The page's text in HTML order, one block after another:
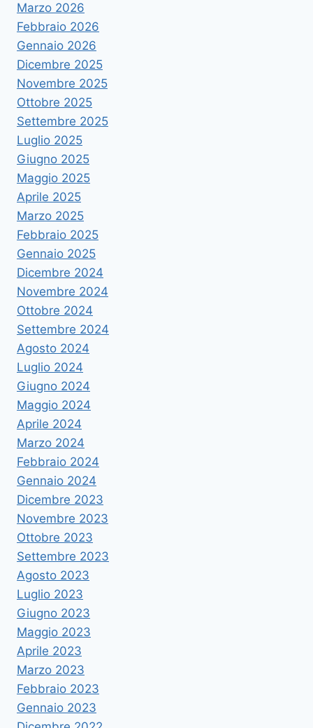
Marzo 2026
Febbraio 2026
Gennaio 2026
Dicembre 2025
Novembre 2025
Ottobre 2025
Settembre 2025
Luglio 2025
Giugno 2025
Maggio 2025
Aprile 2025
Marzo 2025
Febbraio 2025
Gennaio 2025
Dicembre 2024
Novembre 2024
Ottobre 2024
Settembre 2024
Agosto 2024
Luglio 2024
Giugno 2024
Maggio 2024
Aprile 2024
Marzo 2024
Febbraio 2024
Gennaio 2024
Dicembre 2023
Novembre 2023
Ottobre 2023
Settembre 2023
Agosto 2023
Luglio 2023
Giugno 2023
Maggio 2023
Aprile 2023
Marzo 2023
Febbraio 2023
Gennaio 2023